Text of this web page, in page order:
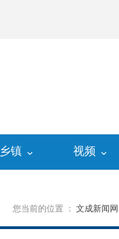
乡镇 视频
您当前的位置 ： 文成新闻网